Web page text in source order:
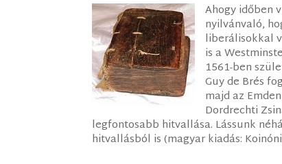
Ahogy időben
nyilvánvaló,
liberálisokkal
is a
1561-ben
Guy de Brés
majd az
Dordrechti
legfontosabb hitvallása. Lássunk
hitvallásból is (magyar kiadás: